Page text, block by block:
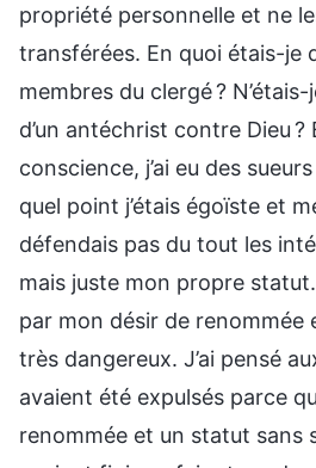
propriété personnelle et ne
transférées. En quoi étais-je
membres du clergé ?
d’un antéchrist contre Dieu ?
conscience, j’ai eu des
quel point j’étais égoïste et
défendais pas du tout les
mais juste mon propre statut.
par mon désir de renommée
très dangereux. J’ai pensé
avaient été expulsés parce
renommée et un statut sans